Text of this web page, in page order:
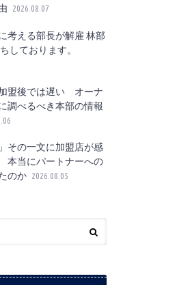
2026.08.07
考える部長が解雇 林部
しております。
盟後では遅い オーナ
調べるべき本部の情報
その一文に加盟店が感
本当にパートナーへの
のか 2026.08.05